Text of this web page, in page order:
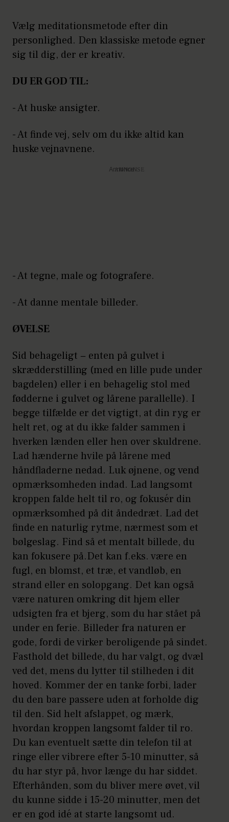
Vælg meditationsmetode efter din
personlighed. Den klassiske metode egner
sig til dig, der er kreativ.
DU ER GOD TIL:
- At huske ansigter.
- At finde vej, selv om du ikke altid kan
huske vejnavnene.
Annonce
- At tegne, male og fotografere.
- At danne mentale billeder.
ØVELSE
Sid behageligt − enten på gulvet i
skrædderstilling (med en lille pude under
bagdelen) eller i en behagelig stol med
fødderne i gulvet og lårene parallelle). I
begge tilfælde er det vigtigt, at din ryg er
helt ret, og at du ikke falder sammen i
hverken lænden eller hen over skuldrene.
Lad hænderne hvile på lårene med
håndfladerne nedad. Luk øjnene, og vend
opmærksomheden indad. Lad langsomt
kroppen falde helt til ro, og fokusér din
opmærksomhed på dit åndedræt. Lad det
finde en naturlig rytme, nærmest som et
bølgeslag. Find så et mentalt billede, du
kan fokusere på.Det kan f.eks. være en
fugl, en blomst, et træ, et vandløb, en
strand eller en solopgang. Det kan også
være naturen omkring dit hjem eller
udsigten fra et bjerg, som du har stået på
under en ferie. Billeder fra naturen er
gode, fordi de virker beroligende på sindet.
Fasthold det billede, du har valgt, og dvæl
ved det, mens du lytter til stilheden i dit
hoved. Kommer der en tanke forbi, lader
du den bare passere uden at forholde dig
til den. Sid helt afslappet, og mærk,
hvordan kroppen langsomt falder til ro.
Du kan eventuelt sætte din telefon til at
ringe eller vibrere efter 5-10 minutter, så
du har styr på, hvor længe du har siddet.
Efterhånden, som du bliver mere øvet, vil
du kunne sidde i 15-20 minutter, men det
er en god idé at starte langsomt ud.